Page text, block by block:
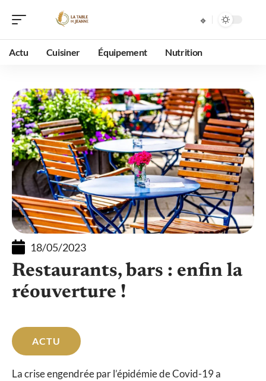
Actu Cuisiner Équipement Nutrition
18/05/2023
Restaurants, bars : enfin la
réouverture !
ACTU
La crise engendrée par l’épidémie de Covid-19 a